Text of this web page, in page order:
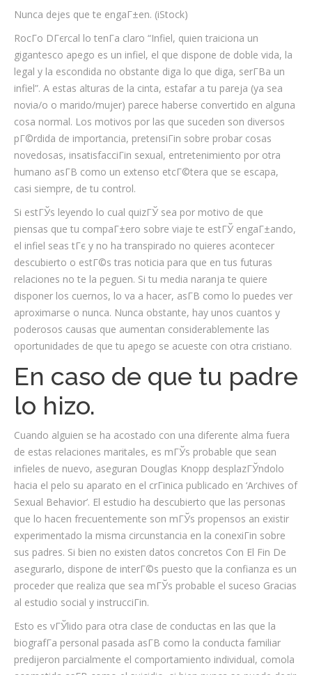
Nunca dejes que te engaГ±en. (iStock)
RocГ­o DГєrcal lo tenГ­a claro “Infiel, quien traiciona un
gigantesco apego es un infiel, el que dispone de doble vida, la
legal y la escondida no obstante diga lo que diga, serГ­В­a un
infiel”. A estas alturas de la cinta, estafar a tu pareja (ya sea
novia/o o marido/mujer) parece haberse convertido en alguna
cosa normal. Los motivos por las que suceden son diversos
pГ©rdida de importancia, pretensiГіn sobre probar cosas
novedosas, insatisfacciГіn sexual, entretenimiento por otra
humano asГ­В­ como un extenso etcГ©tera que se escapa,
casi siempre, de tu control.
Si estГЎs leyendo lo cual quizГЎ sea por motivo de que
piensas que tu compaГ±ero sobre viaje te estГЎ engaГ±ando,
el infiel seas tГє y no ha transpirado no quieres acontecer
descubierto o estГ©s tras noticia para que en tus futuras
relaciones no te la peguen. Si tu media naranja te quiere
disponer los cuernos, lo va a hacer, asГ­В­ como lo puedes ver
aproximarse o nunca. Nunca obstante, hay unos cuantos y
poderosos causas que aumentan considerablemente las
oportunidades de que tu apego se acueste con otra cristiano.
En caso de que tu padre
lo hizo.
Cuando alguien se ha acostado con una diferente alma fuera
de estas relaciones maritales, es mГЎs probable que sean
infieles de nuevo, aseguran Douglas Knopp desplazГЎndolo
hacia el pelo su aparato en el crГіnica publicado en ‘Archives of
Sexual Behavior’. El estudio ha descubierto que las personas
que lo hacen frecuentemente son mГЎs propensos an existir
experimentado la misma circunstancia en la conexiГіn sobre
sus padres. Si bien no existen datos concretos Con El Fin De
asegurarlo, dispone de interГ©s puesto que la confianza es un
proceder que realiza que sea mГЎs probable el suceso Gracias
al estudio social y instrucciГіn.
Esto es vГЎlido para otra clase de conductas en las que la
biografГ­a personal pasada asГ­В­ como la conducta familiar
predijeron parcialmente el comportamiento individual, comola